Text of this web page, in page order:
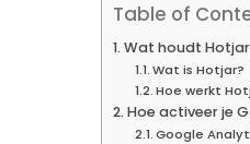
Table of
Wat houdt Hotjar
Wat is Hotjar?
Hoe werkt
Hoe activeer je
Google